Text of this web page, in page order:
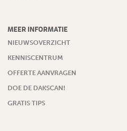
MEER INFORMATIE
NIEUWSOVERZICHT
KENNISCENTRUM
OFFERTE AANVRAGEN
DOE DE DAKSCAN!
GRATIS TIPS